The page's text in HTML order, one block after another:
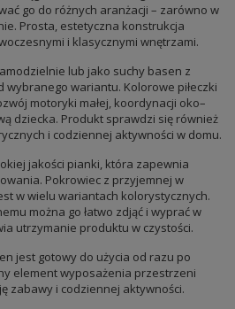
go do różnych aranżacji – zarówno w
Prosta, estetyczna konstrukcja
i klasycznymi wnętrzami.
lub jako suchy basen z
wybranego wariantu. Kolorowe piłeczki
motoryki małej, koordynacji oko–
dziecka. Produkt sprawdzi się również
i codziennej aktywności w domu.
jakości pianki, która zapewnia
Pokrowiec z przyjemnej w
w wielu wariantach kolorystycznych.
można go łatwo zdjąć i wyprać w
utrzymanie produktu w czystości.
jest gotowy do użycia od razu po
element wyposażenia przestrzeni
zabawy i codziennej aktywności.